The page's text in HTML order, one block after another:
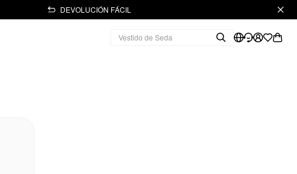
DEVOLUCIÓN FÁCIL